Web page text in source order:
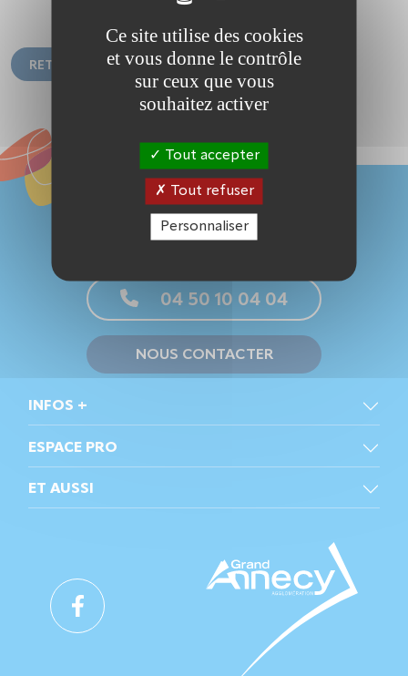
RETOUR À LA LISTE DES INFOS TRAFIC
04 50 10 04 04
NOUS CONTACTER
INFOS +
ESPACE PRO
ET AUSSI
Ce site utilise des cookies
et vous donne le contrôle
sur ceux que vous
souhaitez activer
Tout accepter
Tout refuser
Personnaliser